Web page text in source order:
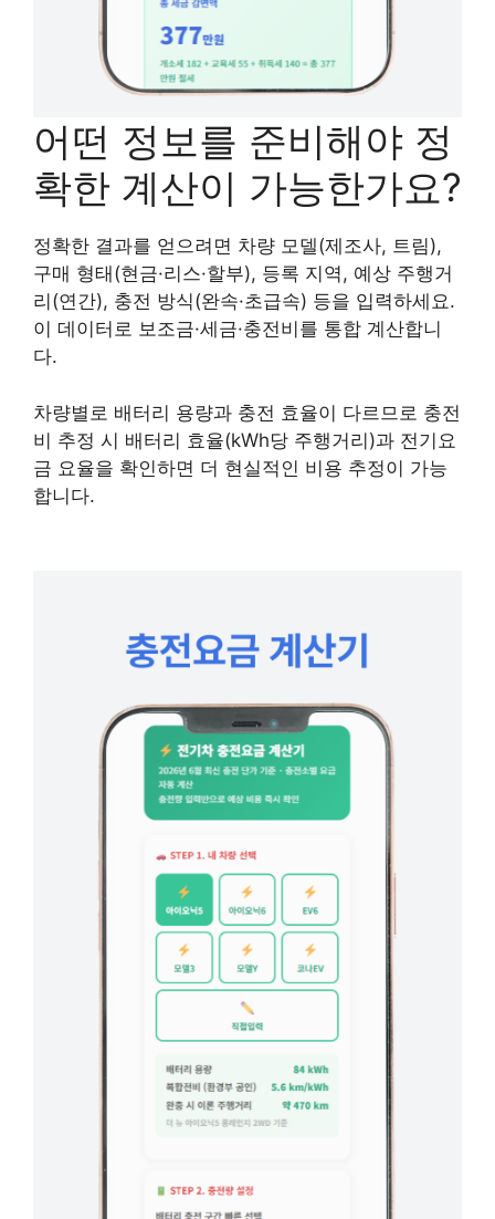
어떤 정보를 준비해야 정
확한 계산이 가능한가요?
정확한 결과를 얻으려면 차량 모델(제조사, 트림),
구매 형태(현금·리스·할부), 등록 지역, 예상 주행거
리(연간), 충전 방식(완속·초급속) 등을 입력하세요.
이 데이터로 보조금·세금·충전비를 통합 계산합니
다.
차량별로 배터리 용량과 충전 효율이 다르므로 충전
비 추정 시 배터리 효율(kWh당 주행거리)과 전기요
금 요율을 확인하면 더 현실적인 비용 추정이 가능
합니다.